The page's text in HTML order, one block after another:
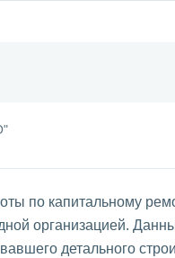
по капитальному
организацией.
детального